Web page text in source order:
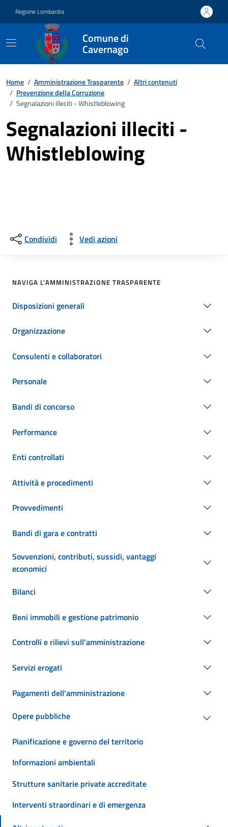
Regione Lombardia
Comune di
Cavernago
Home / Amministrazione Trasparente / Altri contenuti
/ Prevenzione della Corruzione
/ Segnalazioni illeciti - Whistleblowing
Segnalazioni illeciti -
Whistleblowing
Condividi Vedi azioni
NAVIGA L'AMMINISTRAZIONE TRASPARENTE
Disposizioni generali
Organizzazione
Consulenti e collaboratori
Personale
Bandi di concorso
Performance
Enti controllati
Attività e procedimenti
Provvedimenti
Bandi di gara e contratti
Sovvenzioni, contributi, sussidi, vantaggi
economici
Bilanci
Beni immobili e gestione patrimonio
Controlli e rilievi sull'amministrazione
Servizi erogati
Pagamenti dell'amministrazione
Opere pubbliche
Pianificazione e governo del territorio
Informazioni ambientali
Strutture sanitarie private accreditate
Interventi straordinari e di emergenza